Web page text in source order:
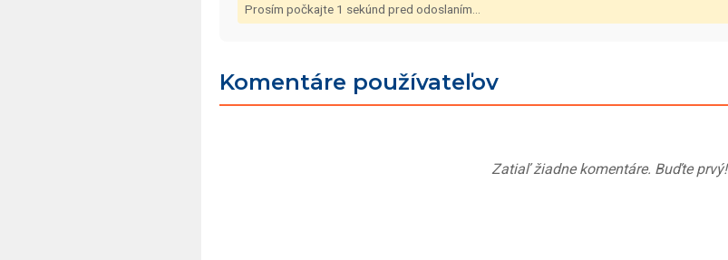
Prosím počkajte 1 sekúnd pred odoslaním...
Komentáre používateľov
Zatiaľ žiadne komentáre. Buďte prvý!